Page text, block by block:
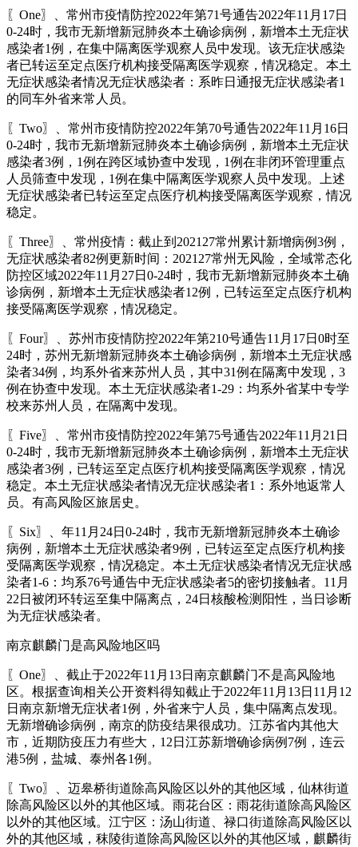
〖One〗、常州市疫情防控2022年第71号通告2022年11月17日
0-24时，我市无新增新冠肺炎本土确诊病例，新增本土无症状
感染者1例，在集中隔离医学观察人员中发现。该无症状感染
者已转运至定点医疗机构接受隔离医学观察，情况稳定。本土
无症状感染者情况无症状感染者：系昨日通报无症状感染者1
的同车外省来常人员。
〖Two〗、常州市疫情防控2022年第70号通告2022年11月16日
0-24时，我市无新增新冠肺炎本土确诊病例，新增本土无症状
感染者3例，1例在跨区域协查中发现，1例在非闭环管理重点
人员筛查中发现，1例在集中隔离医学观察人员中发现。上述
无症状感染者已转运至定点医疗机构接受隔离医学观察，情况
稳定。
〖Three〗、常州疫情：截止到202127常州累计新增病例3例，
无症状感染者82例更新时间：202127常州无风险，全域常态化
防控区域2022年11月27日0-24时，我市无新增新冠肺炎本土确
诊病例，新增本土无症状感染者12例，已转运至定点医疗机构
接受隔离医学观察，情况稳定。
〖Four〗、苏州市疫情防控2022年第210号通告11月17日0时至
24时，苏州无新增新冠肺炎本土确诊病例，新增本土无症状感
染者34例，均系外省来苏州人员，其中31例在隔离中发现，3
例在协查中发现。本土无症状感染者1-29：均系外省某中专学
校来苏州人员，在隔离中发现。
〖Five〗、常州市疫情防控2022年第75号通告2022年11月21日
0-24时，我市无新增新冠肺炎本土确诊病例，新增本土无症状
感染者3例，已转运至定点医疗机构接受隔离医学观察，情况
稳定。本土无症状感染者情况无症状感染者1：系外地返常人
员。有高风险区旅居史。
〖Six〗、年11月24日0-24时，我市无新增新冠肺炎本土确诊
病例，新增本土无症状感染者9例，已转运至定点医疗机构接
受隔离医学观察，情况稳定。本土无症状感染者情况无症状感
染者1-6：均系76号通告中无症状感染者5的密切接触者。11月
22日被闭环转运至集中隔离点，24日核酸检测阳性，当日诊断
为无症状感染者。
南京麒麟门是高风险地区吗
〖One〗、截止于2022年11月13日南京麒麟门不是高风险地
区。根据查询相关公开资料得知截止于2022年11月13日11月12
日南京新增无症状者1例，外省来宁人员，集中隔离点发现。
无新增确诊病例，南京的防疫结果很成功。江苏省内其他大
市，近期防疫压力有些大，12日江苏新增确诊病例7例，连云
港5例，盐城、泰州各1例。
〖Two〗、迈皋桥街道除高风险区以外的其他区域，仙林街道
除高风险区以外的其他区域。雨花台区：雨花街道除高风险区
以外的其他区域。江宁区：汤山街道、禄口街道除高风险区以
外的其他区域，秣陵街道除高风险区以外的其他区域，麒麟街